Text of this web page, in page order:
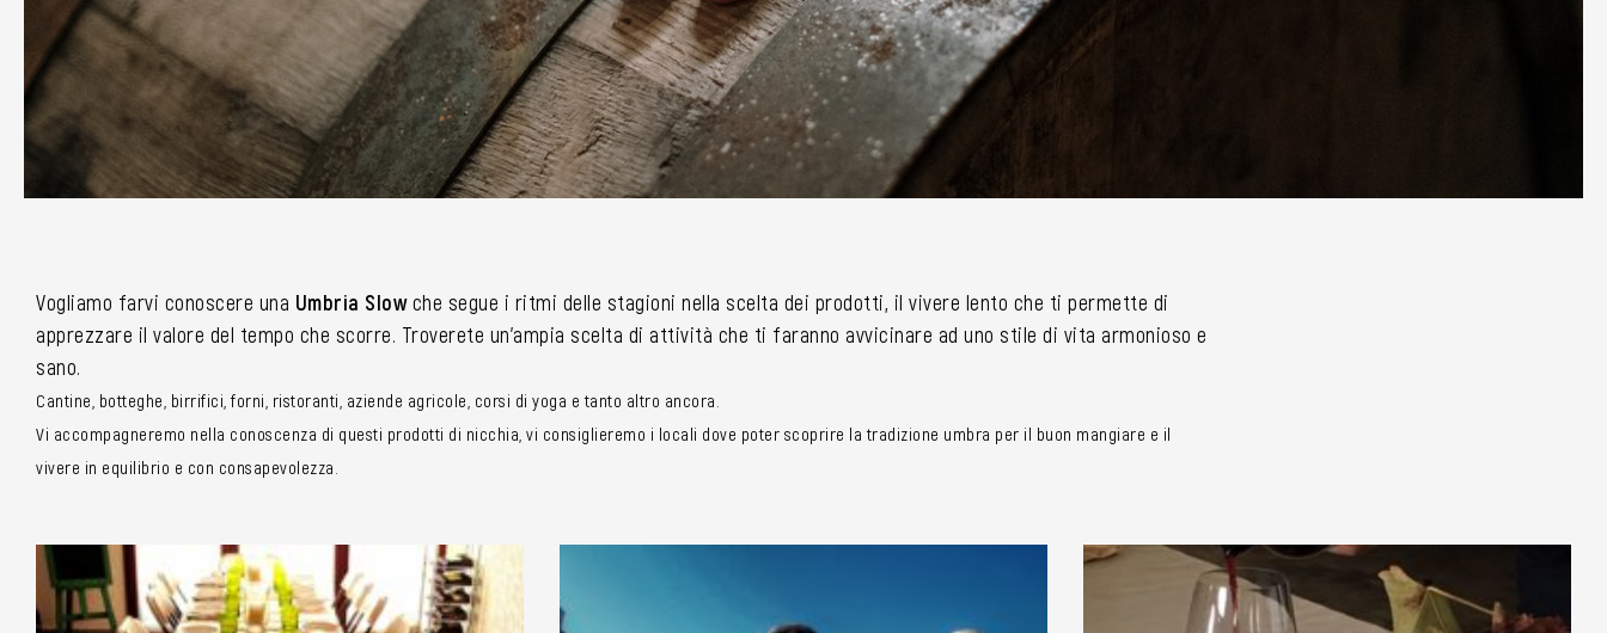
Vogliamo farvi conoscere una Umbria Slowche segue i ritmi delle stagioni nella scelta dei prodotti, il vivere lento che ti permette di
apprezzare il valore del tempo che scorre. Troverete un’ampia scelta di attività che ti faranno avvicinare ad uno stile di vita armonioso e
sano.
Cantine, botteghe, birrifici, forni, ristoranti, aziende agricole, corsi di yoga e tanto altro ancora.
Vi accompagneremo nella conoscenza di questi prodotti di nicchia, vi consiglieremo i locali dove poter scoprire la tradizione umbra per il buon mangiare e il
vivere in equilibrio e con consapevolezza.